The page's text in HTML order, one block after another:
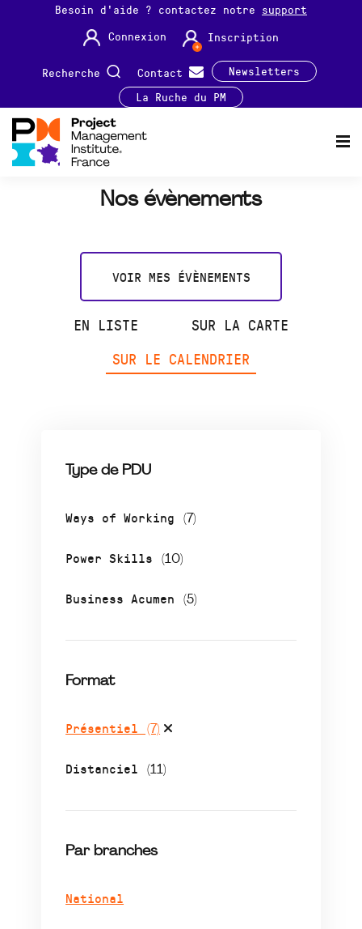
Besoin d'aide ? contactez notre support
Connexion
Inscription
Recherche Contact
Newsletters
La Ruche du PM
Nos évènements
VOIR MES ÉVÈNEMENTS
EN LISTE
SUR LA CARTE
SUR LE CALENDRIER
Type de PDU
Ways of Working (7)
Power Skills (10)
Business Acumen (5)
Format
Présentiel (7)
Distanciel (11)
Par branches
National